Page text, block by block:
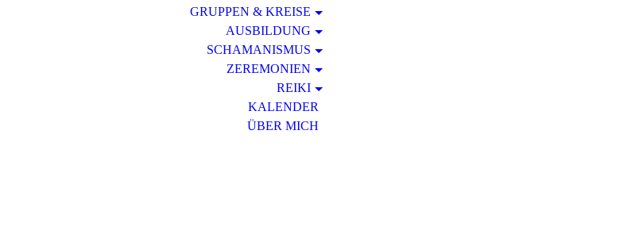
GRUPPEN & KREISE
AUSBILDUNG
SCHAMANISMUS
ZEREMONIEN
REIKI
KALENDER
ÜBER MICH